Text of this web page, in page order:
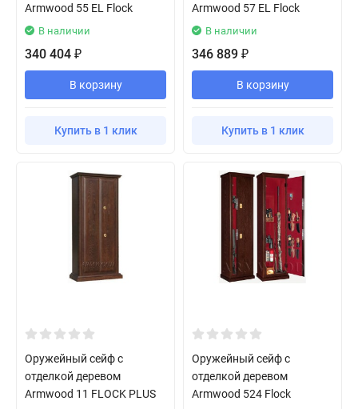
Armwood 55 EL Flock
В наличии
340 404 ₽
В корзину
Купить в 1 клик
Armwood 57 EL Flock
В наличии
346 889 ₽
В корзину
Купить в 1 клик
Оружейный сейф с
отделкой деревом
Armwood 11 FLOCK PLUS
Оружейный сейф с
отделкой деревом
Armwood 524 Flock